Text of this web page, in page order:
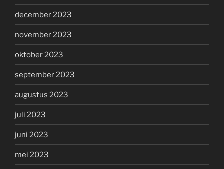
december 2023
november 2023
oktober 2023
september 2023
augustus 2023
juli 2023
juni 2023
mei 2023